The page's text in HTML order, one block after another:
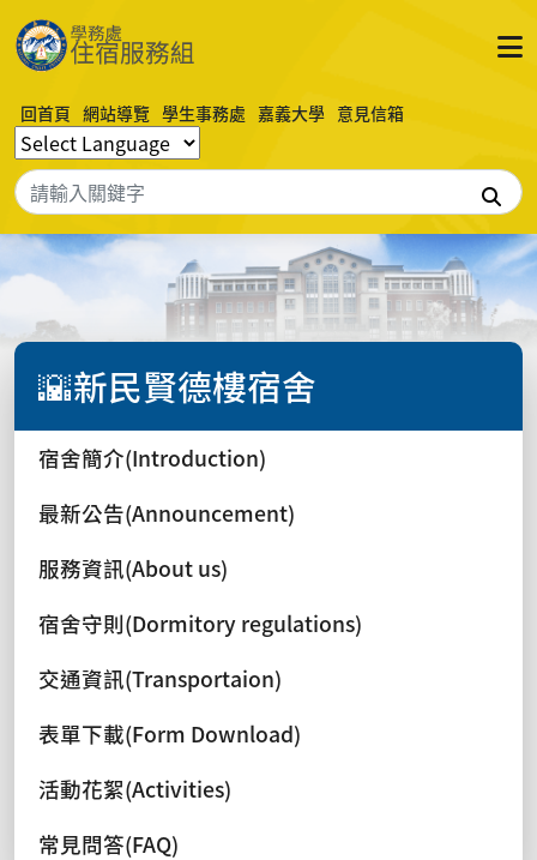
回首頁 網站導覽 學生事務處 嘉義大學 意見信箱
搜尋
🌇新民賢德樓宿舍
宿舍簡介(Introduction)
最新公告(Announcement)
服務資訊(About us)
宿舍守則(Dormitory regulations)
交通資訊(Transportaion)
表單下載(Form Download)
活動花絮(Activities)
常見問答(FAQ)